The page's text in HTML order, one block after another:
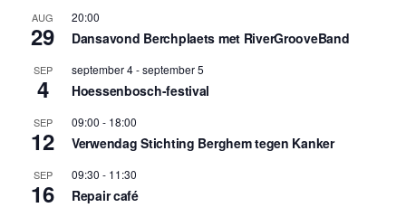
AUG
29
20:00
Dansavond Berchplaets met RiverGrooveBand
SEP
4
september 4-september 5
Hoessenbosch-festival
SEP
12
09:00 - 18:00
Verwendag Stichting Berghem tegen Kanker
SEP
16
09:30 - 11:30
Repair café